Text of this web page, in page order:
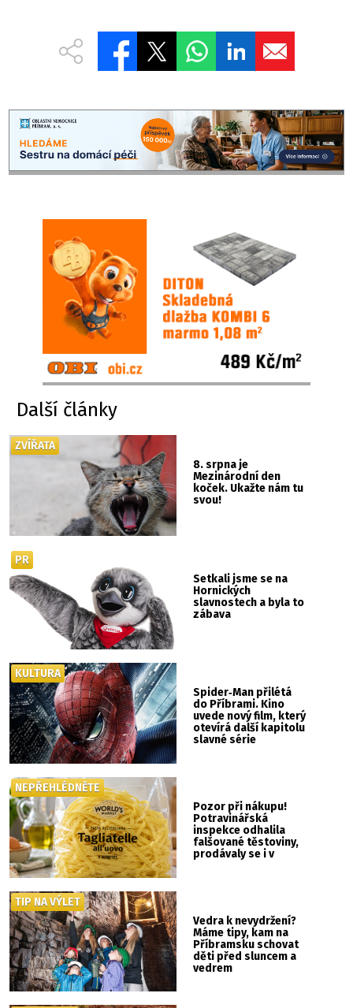
Další články
8. srpna je
Mezinárodní den
koček. Ukažte nám tu
svou!
ZVÍŘATA
Setkali jsme se na
Hornických
slavnostech a byla to
zábava
PR
Spider‑Man přilétá
do Příbrami. Kino
uvede nový film, který
otevírá další kapitolu
slavné série
KULTURA
Pozor při nákupu!
Potravinářská
inspekce odhalila
falšované těstoviny,
prodávaly se i v
NEPŘEHLÉDNĚTE
Vedra k nevydržení?
Máme tipy, kam na
Příbramsku schovat
děti před sluncem a
vedrem
TIP NA VÝLET